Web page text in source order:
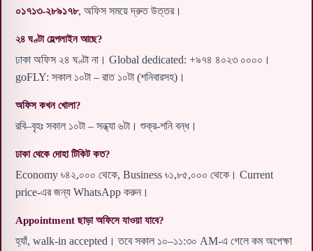
০১৭১৩-২৮৯১৭৮, অফিস সময়ে দ্রুত উত্তর।
২৪ ঘণ্টা হেল্পলাইন আছে?
ঢাকা অফিস ২৪ ঘণ্টা না। Global dedicated: +৯৭৪ ৪০২৩ ০০০০।
goFLY: সকাল ১০টা – রাত ১০টা (শনিবারসহ)।
অফিস কখন খোলা?
রবি–বৃহঃ সকাল ১০টা – সন্ধ্যা ৬টা। শুক্র-শনি বন্ধ।
ঢাকা থেকে দোহা টিকিট কত?
Economy ৳৪২,০০০ থেকে, Business ৳১,৮৫,০০০ থেকে। Current
price-এর জন্য WhatsApp করুন।
Appointment ছাড়া অফিসে যাওয়া যাবে?
হ্যাঁ, walk-in accepted। তবে সকাল ১০–১১:৩০ AM-এ গেলে কম অপেক্ষা